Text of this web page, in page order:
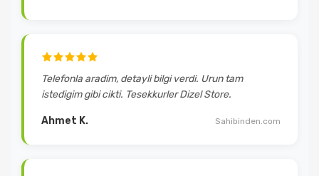
Telefonla aradim, detayli bilgi verdi. Urun tam
istedigim gibi cikti. Tesekkurler Dizel Store.
Ahmet K. Sahibinden.com